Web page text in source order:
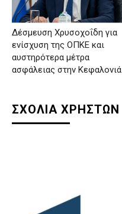
Δέσμευση Χρυσοχοΐδη για
ενίσχυση της ΟΠΚΕ και
αυστηρότερα μέτρα
ασφάλειας στην Κεφαλονιά
ΣΧΟΛΙΑ ΧΡΗΣΤΩΝ